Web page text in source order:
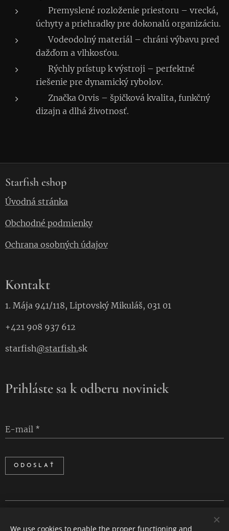
🧩 Premyslené rozloženie priestoru – vrecká,
úchyty a priehradky pre dokonalú organizáciu.
💧 Vodeodolný materiál – chráni výbavu pred
dažďom a vlhkosťou.
🐟 Rýchly prístup k výstroji – perfektné
riešenie pre dynamický rybolov.
✅ Značka Orvis – špičková kvalita, funkčný
dizajn a dlhá životnosť.
Starfish eshop
Úvodná stránka
Obchodné podmienky
Ochrana osobných údajov
Kontakt
1. Mája 941/118, Liptovský Mikuláš, 031 01
+421 908 937 612
starfish@starfish.sk
Prihláste sa k odberu noviniek
E-mail
ODOSLAŤ
We use cookies to enable the proper functioning and